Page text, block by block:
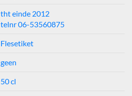
tht einde 2012
telnr 06-53560875
Flesetiket
geen
50 cl